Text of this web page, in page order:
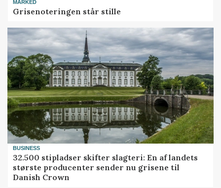
MARKED
Grisenoteringen står stille
BUSINESS
32.500 stipladser skifter slagteri: En af landets
største producenter sender nu grisene til
Danish Crown